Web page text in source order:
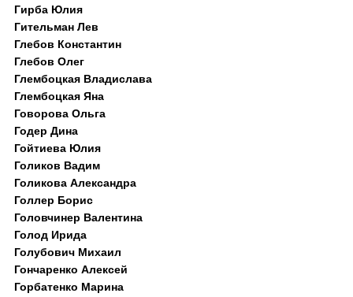
Гирба Юлия
Гительман Лев
Глебов Константин
Глебов Олег
Глембоцкая Владислава
Глембоцкая Яна
Говорова Ольга
Годер Дина
Гойтиева Юлия
Голиков Вадим
Голикова Александра
Голлер Борис
Головчинер Валентина
Голод Ирида
Голубович Михаил
Гончаренко Алексей
Горбатенко Марина